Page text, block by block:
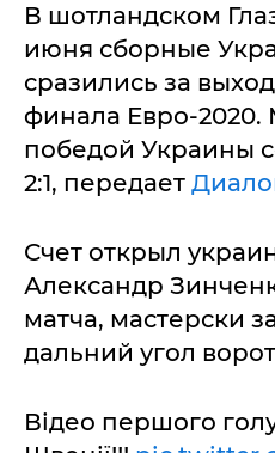
В шотландском
июня сборные
сразились за
финала Евро-2020.
победой Украины
2:1, передает
Счет открыл
Александр
матча, мастерски
дальний угол
Відео першого